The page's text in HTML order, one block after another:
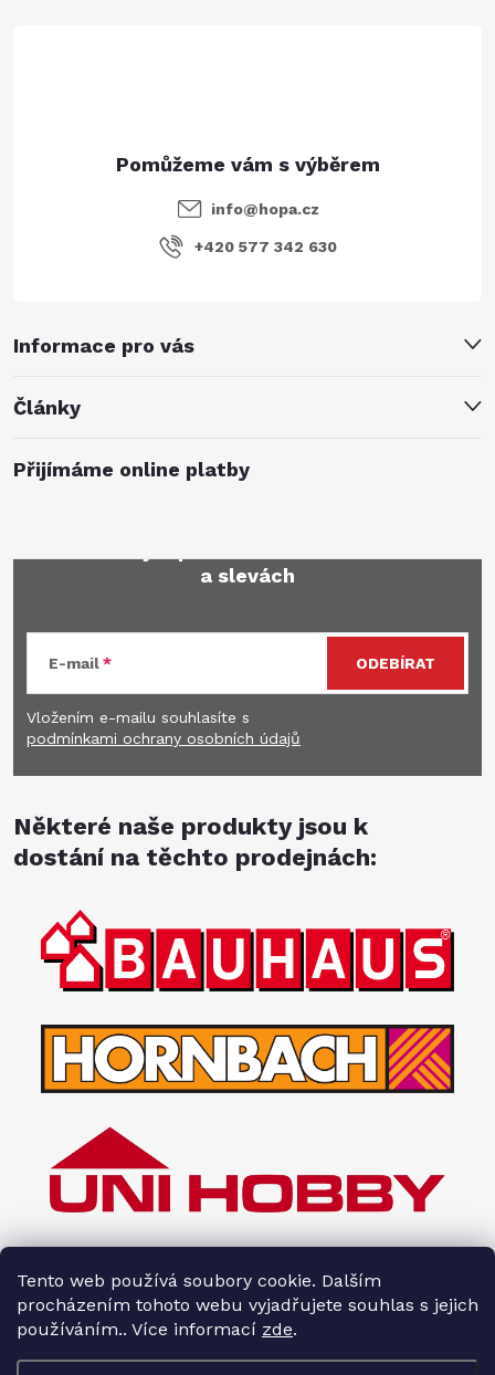
Tento web používá soubory cookie. Dalším
procházením tohoto webu vyjadřujete souhlas s jejich
používáním.. Více informací zde.
Informace pro vás
Články
info@hopa.cz
+420 577 342 630
Přijímáme online platby
a slevách
E-mail
Vložením e-mailu souhlasíte s
podmínkami ochrany osobních údajů
ODEBÍRAT
Některé naše produkty jsou k
dostání na těchto prodejnách: